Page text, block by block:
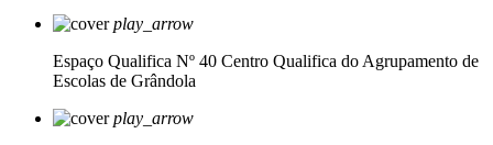
play_arrow
Espaço Qualifica Nº 40 Centro Qualifica do Agrupamento de
Escolas de Grândola
play_arrow